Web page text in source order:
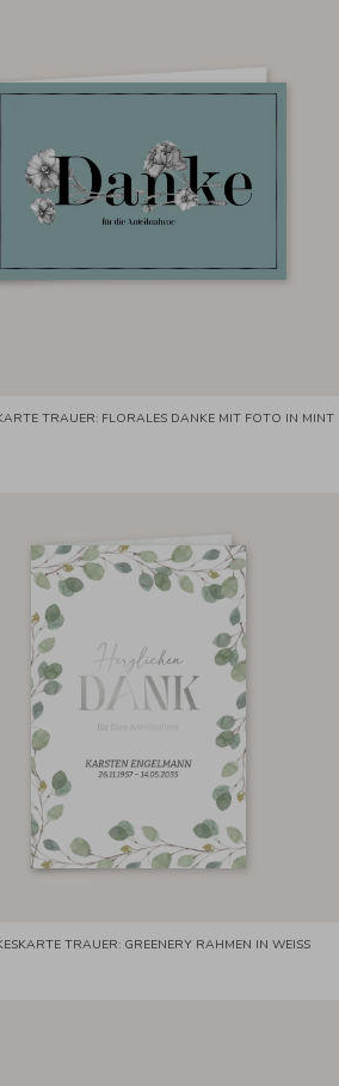
TRAUER: FLORALES DANKE MIT FOTO IN MINT
TRAUER: GREENERY RAHMEN IN WEISS